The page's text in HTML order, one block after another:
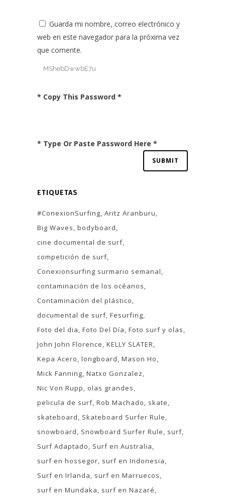
Guarda mi nombre, correo electrónico y
web en este navegador para la próxima vez
que comente.
* Copy This Password *
* Type Or Paste Password Here *
ETIQUETAS
#ConexionSurfing Aritz Aranburu
Big Waves bodyboard
cine documental de surf
competición de surf
Conexionsurfing surmario semanal
contaminación de los océanos
Contaminación del plástico
documental de surf Fesurfing
Foto del dia Foto Del Día Foto surf y olas
John John Florence KELLY SLATER
Kepa Acero longboard Mason Ho
Mick Fanning Natxo Gonzalez
Nic Von Rupp
olas grandes
pelicula de surf Rob Machado
skate
skateboard
Skateboard Surfer Rule
snowboard
Snowboard Surfer Rule
surf
Surf Adaptado
Surf en Australia
surf en hossegor surf en Indonesia
Surf en Irlanda
surf en Marruecos
surf en Mundaka
surf en Nazaré